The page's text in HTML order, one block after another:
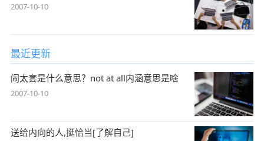
2007-10-10
最近更新
闹太套是什么意思？not at all内涵意思是啥
2007-10-10
送给内向的人,挺恰当[了解自己]